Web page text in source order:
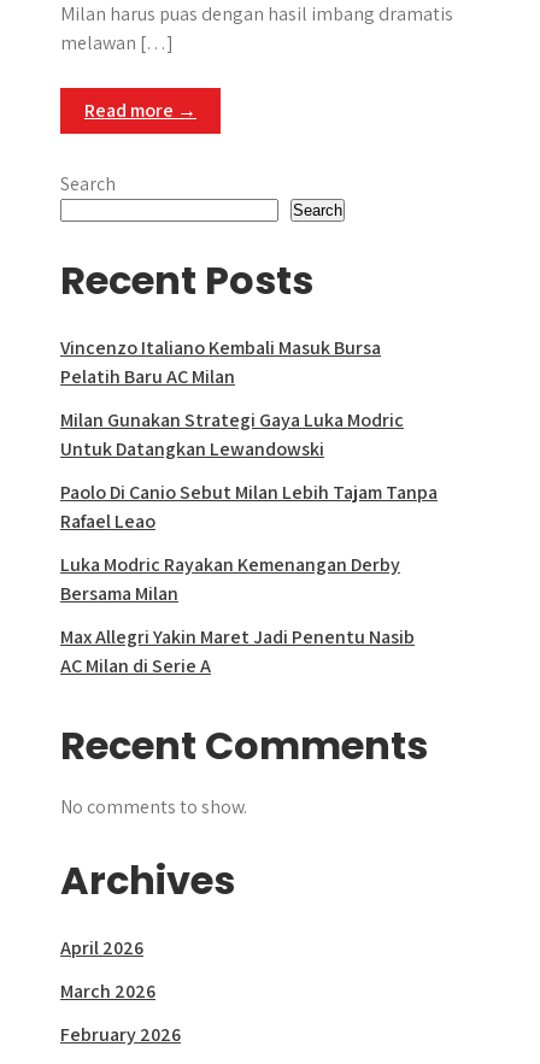
Milan harus puas dengan hasil imbang dramatis
melawan […]
Read more →
Search
Search
Recent Posts
Vincenzo Italiano Kembali Masuk Bursa
Pelatih Baru AC Milan
Milan Gunakan Strategi Gaya Luka Modric
Untuk Datangkan Lewandowski
Paolo Di Canio Sebut Milan Lebih Tajam Tanpa
Rafael Leao
Luka Modric Rayakan Kemenangan Derby
Bersama Milan
Max Allegri Yakin Maret Jadi Penentu Nasib
AC Milan di Serie A
Recent Comments
No comments to show.
Archives
April 2026
March 2026
February 2026